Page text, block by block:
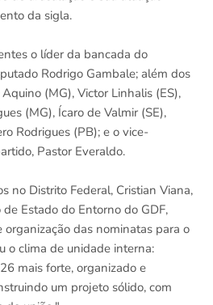
da sigla.
o líder da bancada do
Rodrigo Gambale; além dos
(MG), Victor Linhalis (ES),
(MG), Ícaro de Valmir (SE),
Rodrigues (PB); e o vice-
Pastor Everaldo.
no Distrito Federal, Cristian Viana,
Estado do Entorno do GDF,
das nominatas para o
o clima de unidade interna:
mais forte, organizado e
um projeto sólido, com